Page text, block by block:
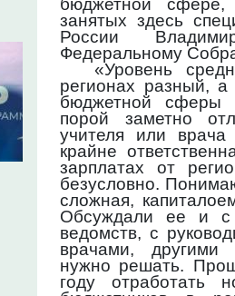
занятых здесь
России
Федеральному
«Уровень
регионах разный,
бюджетной сферы
порой заметно
учителя или
крайне
зарплатах от
безусловно.
сложная,
Обсуждали ее и с
ведомств, с
врачами, другими
нужно решать.
году отработать